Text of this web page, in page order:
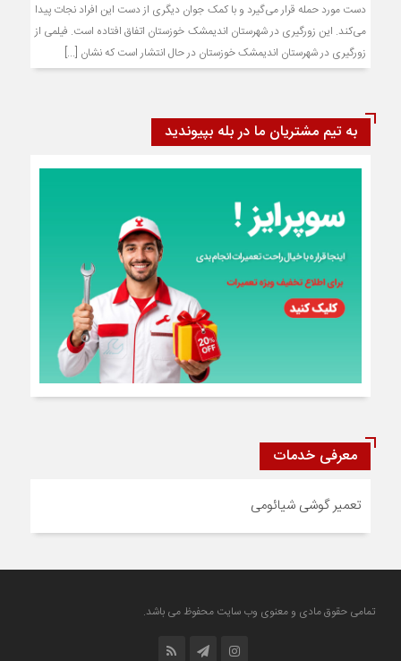
دست مورد حمله قرار می‌گیرد و با کمک جوان دیگری از دست این افراد نجات پیدا
می‌کند. این زورگیری در شهرستان اندیمشک خوزستان اتفاق افتاده است. فیلمی از
زورگیری در شهرستان اندیمشک خوزستان در حال انتشار است که نشان [...]
به تیم مشتریان ما در بله بپیوندید
معرفی خدمات
تعمیر گوشی شیائومی
تمامی حقوق مادی و معنوی وب سایت محفوظ می باشد.